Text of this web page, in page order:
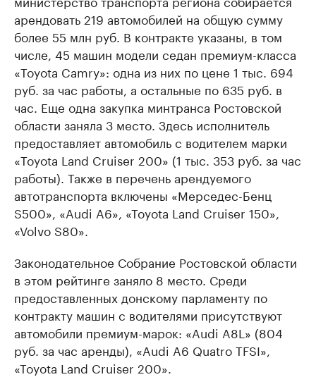
арендовать 219 автомобилей на общую сумму
более 55 млн руб. В контракте указаны, в том
числе, 45 машин модели седан премиум-класса
«Toyota Camry»: одна из них по цене 1 тыс. 694
руб. за час работы, а остальные по 635 руб. в
час. Еще одна закупка минтранса Ростовской
области заняла 3 место. Здесь исполнитель
предоставляет автомобиль с водителем марки
«Toyota Land Cruiser 200» (1 тыс. 353 руб. за час
работы). Также в перечень арендуемого
автотранспорта включены «Мерседес-Бенц
S500», «Audi A6», «Toyota Land Cruiser 150»,
«Volvo S80».
Законодательное Собрание Ростовской области
в этом рейтинге заняло 8 место. Среди
предоставленных донскому парламенту по
контракту машин с водителями присутствуют
автомобили премиум-марок: «Audi A8L» (804
руб. за час аренды), «Audi A6 Quatro TFSI»,
«Toyota Land Cruiser 200».